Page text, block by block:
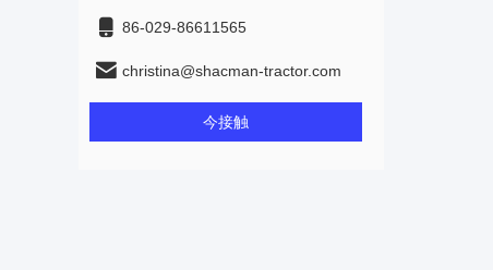
86-029-86611565
christina@shacman-tractor.com
今接触